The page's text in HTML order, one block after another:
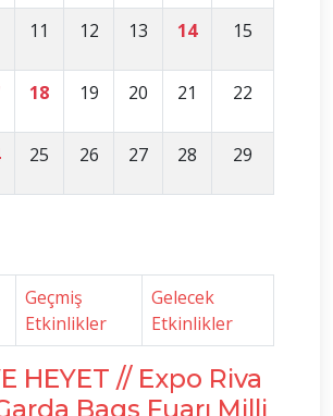
11 12 13 14 15
18 19 20 21 22
25 26 27 28 29
Geçmiş
Etkinlikler
Gelecek
Etkinlikler
HEYET // Expo Riva
Bags Fuarı Milli